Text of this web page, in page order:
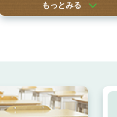
もっとみる